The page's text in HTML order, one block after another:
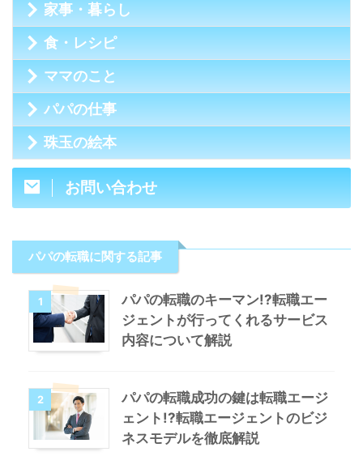
家事・暮らし
食・レシピ
ママのこと
パパの仕事
珠玉の絵本
お問い合わせ
パパの転職に関する記事
1
パパの転職のキーマン!?転職エー
ジェントが行ってくれるサービス
内容について解説
2
パパの転職成功の鍵は転職エージ
ェント!?転職エージェントのビジ
ネスモデルを徹底解説